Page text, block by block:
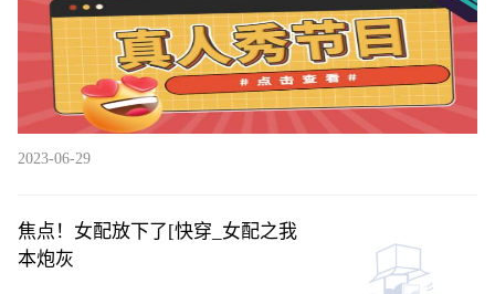
2023-06-29
焦点！女配放下了[快穿_女配之我
本炮灰